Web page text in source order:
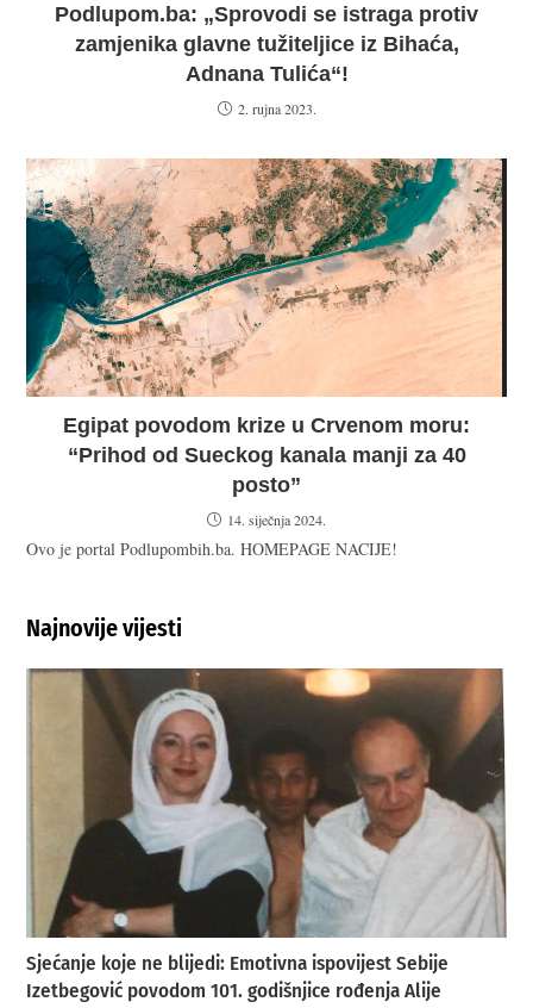
Podlupom.ba: „Sprovodi se istraga protiv
zamjenika glavne tužiteljice iz Bihaća,
Adnana Tulića“!
2. rujna 2023.
Egipat povodom krize u Crvenom moru:
“Prihod od Sueckog kanala manji za 40
posto”
14. siječnja 2024.
Ovo je portal Podlupombih.ba. HOMEPAGE NACIJE!
Najnovije vijesti
Sjećanje koje ne blijedi: Emotivna ispovijest Sebije
Izetbegović povodom 101. godišnjice rođenja Alije